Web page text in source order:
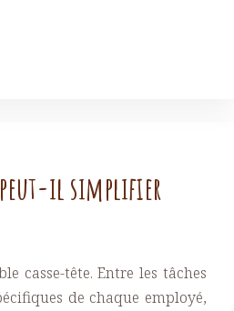
peut-il simplifier
casse-tête. Entre les tâches
de chaque employé,